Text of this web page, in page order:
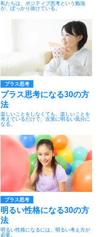
私たちは、ポジティブ思考という勉強
が、ぽっかり抜けている。
プラス思考
プラス思考になる30の方
法
楽しいことをしなくても、楽しいことを
考えているだけで、次第に明るい気分に
なる。
プラス思考
明るい性格になる30の方
法
明るい性格になるには、明るい考え方が
必要。